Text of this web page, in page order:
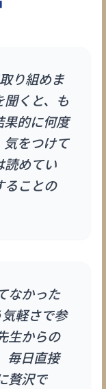
り組めま
聞くと、も
果的に何度
気をつけて
読めてい
ることの
なかった
軽さで参
生からの
毎日直接
贅沢で